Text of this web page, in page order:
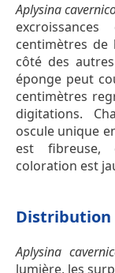
Aplysina
centimètres de
côté des
éponge peut
centimètres
digitations.
oscule unique
est fibreuse,
coloration est
Distribution
Aplysina
lumière, les